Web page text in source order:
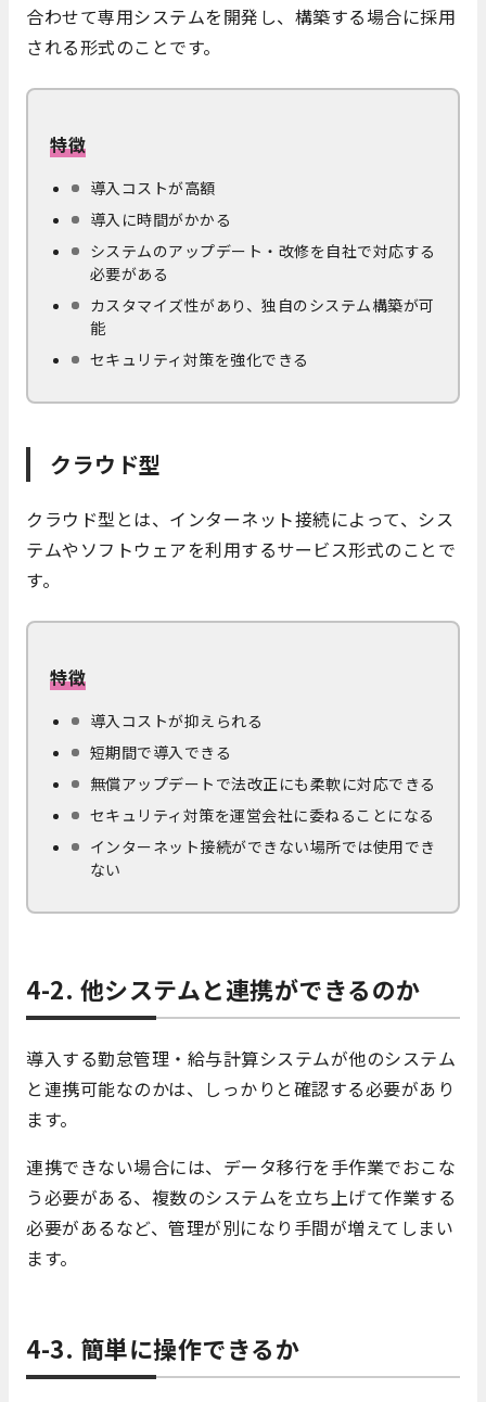
合わせて専用システムを開発し、構築する場合に採用
される形式のことです。
特徴
導入コストが高額
導入に時間がかかる
システムのアップデート・改修を自社で対応する
必要がある
カスタマイズ性があり、独自のシステム構築が可
能
セキュリティ対策を強化できる
クラウド型
クラウド型とは、インターネット接続によって、シス
テムやソフトウェアを利用するサービス形式のことで
す。
特徴
導入コストが抑えられる
短期間で導入できる
無償アップデートで法改正にも柔軟に対応できる
セキュリティ対策を運営会社に委ねることになる
インターネット接続ができない場所では使用でき
ない
4-2. 他システムと連携ができるのか
導入する勤怠管理・給与計算システムが他のシステム
と連携可能なのかは、しっかりと確認する必要があり
ます。
連携できない場合には、データ移行を手作業でおこな
う必要がある、複数のシステムを立ち上げて作業する
必要があるなど、管理が別になり手間が増えてしまい
ます。
4-3. 簡単に操作できるか